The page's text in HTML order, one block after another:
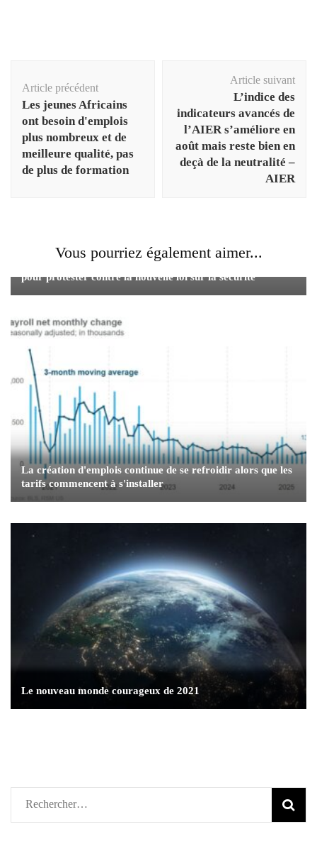
d'article
Article précédent
Les jeunes Africains
ont besoin d'emplois
plus nombreux et de
meilleure qualité, pas
de plus de formation
Article suivant
L’indice des
indicateurs avancés de
l’AIER s’améliore en
août mais reste bien en
deçà de la neutralité –
AIER
Vous pourriez également aimer...
La police de Hong Kong tire un canon à eau sur les foules
pour protester contre la nouvelle loi sur la sécurité
La création d'emplois continue de se refroidir alors que les
tarifs commencent à s'installer
Le nouveau monde courageux de 2021
Rechercher :